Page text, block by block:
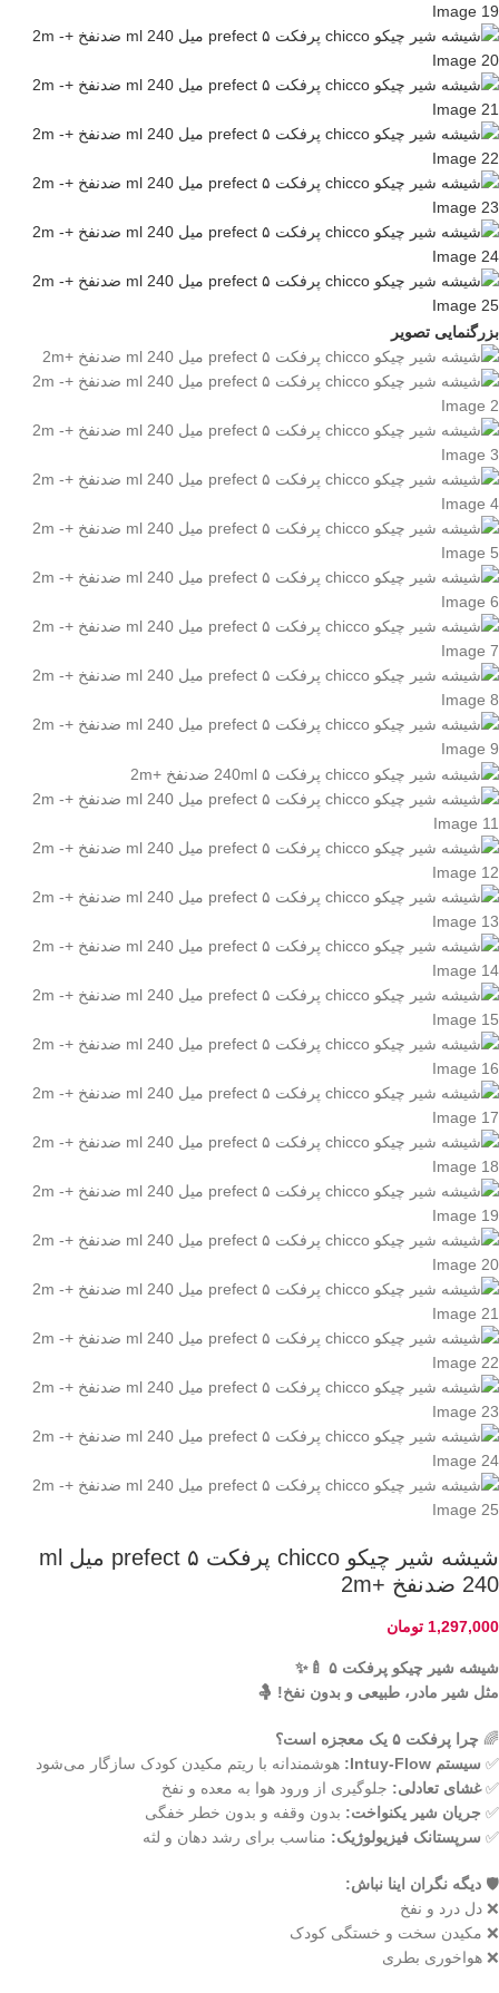
بزرگنمایی تصویر
شیشه شیر چیکو chicco پرفکت prefect ۵ میل ml
240 ضدنفخ +2m
1,297,000 تومان
شیشه شیر چیکو پرفکت ۵ 🍼✨
مثل شیر مادر، طبیعی و بدون نفخ! 🤱
🌈 چرا پرفکت ۵ یک معجزه است؟
✅ سیستم Intuy-Flow:
هوشمندانه با ریتم مکیدن کودک سازگار می‌شود
✅غشای تعادلی: جلوگیری از ورود هوا به معده و نفخ
✅ جریان شیر یکنواخت: بدون وقفه و بدون خطر خفگی
✅ سرپستانک فیزیولوژیک: مناسب برای رشد دهان و لثه
🛡️ دیگه نگران اینا نباش:
❌ دل درد و نفخ
❌ مکیدن سخت و خستگی کودک
❌ هواخوری بطری